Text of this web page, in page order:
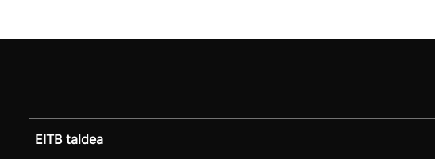
EITB taldea